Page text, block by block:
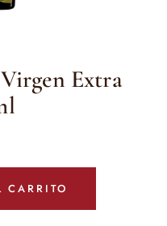
Extra